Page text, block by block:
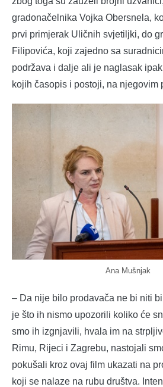
gradonačelnika Vojka Obersnela,
prvi primjerak Uličnih svjetiljki, do
Filipovića, koji zajedno sa
podržava i dalje ali je naglasak
kojih časopis i postoji, na njegovim
Ana Mušnjak
– Da nije bilo prodavača ne bi niti
je što ih nismo upozorili koliko će
smo ih izgnjavili, hvala im na
Rimu, Rijeci i Zagrebu, nastojali
pokušali kroz ovaj film ukazati na
koji se nalaze na rubu društva.